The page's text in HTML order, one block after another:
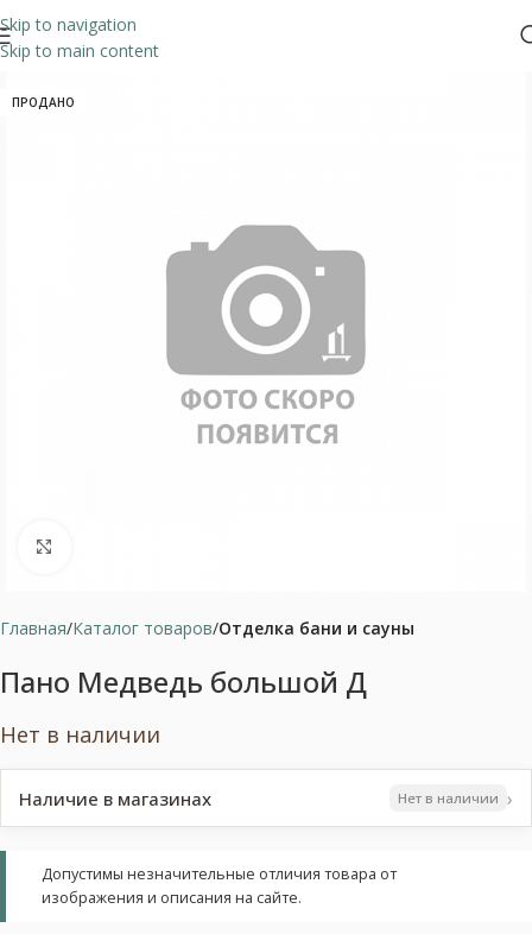
Skip to navigation
Skip to main content
ПРОДАНО
Главная Каталог товаров Отделка бани и сауны
Пано Медведь большой Д
Нет в наличии
Наличие в магазинах Нет в наличии ›
Допустимы незначительные отличия товара от
изображения и описания на сайте.